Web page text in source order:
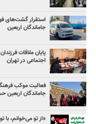
استقرار گشت‌های
جاماندگان اربعین
پایان ملاقات
اجتماعی در تهران
فعالیت موکب
جاماندگان اربعین
«از تو می‌خوانم، با